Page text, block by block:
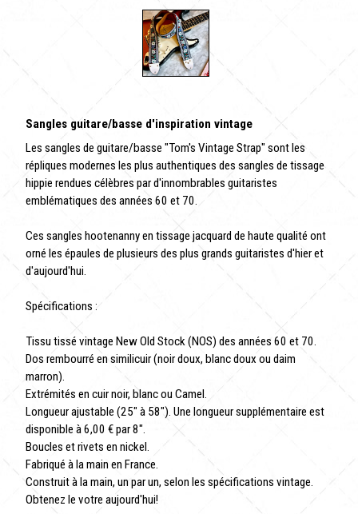
Sangles guitare/basse d'inspiration vintage
Les sangles de guitare/basse "Tom's Vintage Strap" sont les
répliques modernes les plus authentiques des sangles de tissage
hippie rendues célèbres par d'innombrables guitaristes
emblématiques des années 60 et 70.
Ces sangles hootenanny en tissage jacquard de haute qualité ont
orné les épaules de plusieurs des plus grands guitaristes d'hier et
d'aujourd'hui.
Spécifications :
Tissu tissé vintage New Old Stock (NOS) des années 60 et 70.
Dos rembourré en similicuir (noir doux, blanc doux ou daim
marron).
Extrémités en cuir noir, blanc ou Camel.
Longueur ajustable (25" à 58"). Une longueur supplémentaire est
disponible à 6,00 € par 8".
Boucles et rivets en nickel.
Fabriqué à la main en France.
Construit à la main, un par un, selon les spécifications vintage.
Obtenez le votre aujourd'hui!